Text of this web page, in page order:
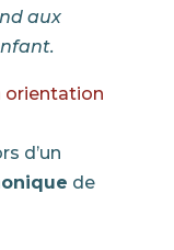
aux
orientation
d’un
de